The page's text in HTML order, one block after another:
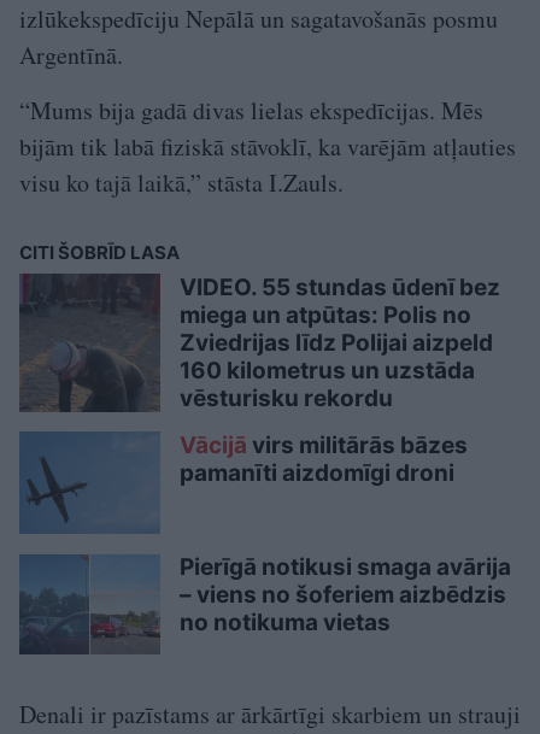
izlūkekspedīciju Nepālā un sagatavošanās posmu
Argentīnā.
“Mums bija gadā divas lielas ekspedīcijas. Mēs
bijām tik labā fiziskā stāvoklī, ka varējām atļauties
visu ko tajā laikā,” stāsta I.Zauls.
CITI ŠOBRĪD LASA
VIDEO. 55 stundas ūdenī bez
miega un atpūtas: Polis no
Zviedrijas līdz Polijai aizpeld
160 kilometrus un uzstāda
vēsturisku rekordu
Vācijā virs militārās bāzes
pamanīti aizdomīgi droni
Pierīgā notikusi smaga avārija
– viens no šoferiem aizbēdzis
no notikuma vietas
Denali ir pazīstams ar ārkārtīgi skarbiem un strauji